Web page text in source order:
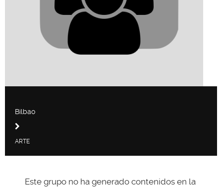
Bilbao
ARTE
Este grupo no ha generado contenidos en la